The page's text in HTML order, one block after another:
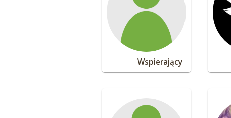
Wspierający